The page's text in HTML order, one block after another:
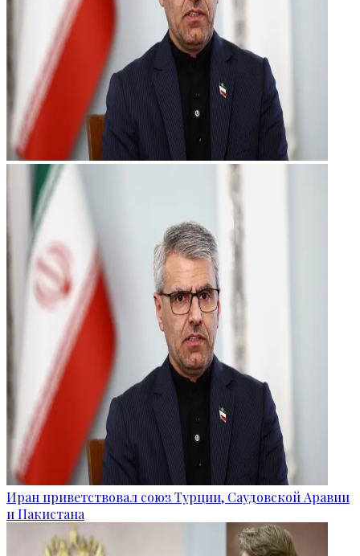
Иран приветствовал союз Турции, Саудовской Аравии
и Пакистана